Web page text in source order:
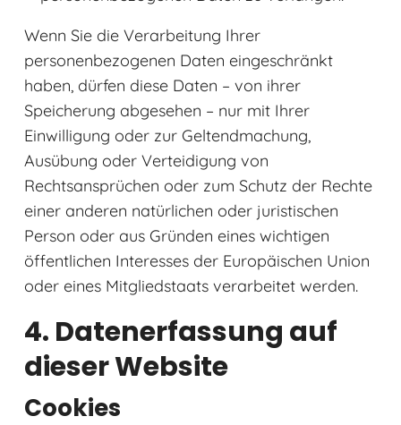
Wenn Sie die Verarbeitung Ihrer
personenbezogenen Daten eingeschränkt
haben, dürfen diese Daten – von ihrer
Speicherung abgesehen – nur mit Ihrer
Einwilligung oder zur Geltendmachung,
Ausübung oder Verteidigung von
Rechtsansprüchen oder zum Schutz der Rechte
einer anderen natürlichen oder juristischen
Person oder aus Gründen eines wichtigen
öffentlichen Interesses der Europäischen Union
oder eines Mitgliedstaats verarbeitet werden.
4. Datenerfassung auf
dieser Website
Cookies